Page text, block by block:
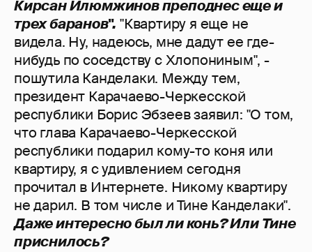
Кирсан Илюмжинов преподнес еще и
трех баранов". "Квартиру я еще не
видела. Ну, надеюсь, мне дадут ее где-
нибудь по соседству с Хлопониным", -
пошутила Канделаки. Между тем,
президент Карачаево-Черкесской
республики Борис Эбзеев заявил: "О том,
что глава Карачаево-Черкесской
республики подарил кому-то коня или
квартиру, я с удивлением сегодня
прочитал в Интернете. Никому квартиру
не дарил. В том числе и Тине Канделаки".
Даже интересно был ли конь? Или Тине
приснилось?